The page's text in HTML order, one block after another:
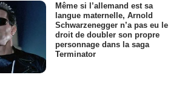
Même si l’allemand est sa
langue maternelle, Arnold
Schwarzenegger n’a pas eu le
droit de doubler son propre
personnage dans la saga
Terminator